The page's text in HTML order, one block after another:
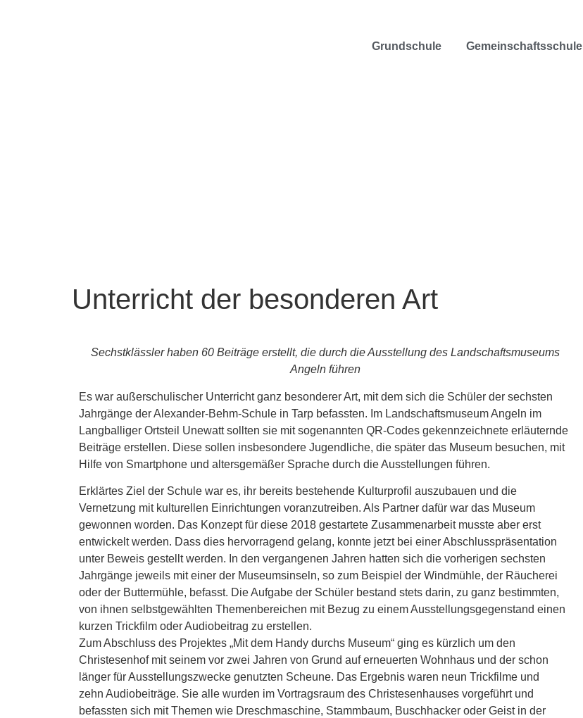
Grundschule Gemeinschaftsschule
Unterricht der besonderen Art
Sechstklässler haben 60 Beiträge erstellt, die durch die Ausstellung des Landschaftsmuseums
Angeln führen
Es war außerschulischer Unterricht ganz besonderer Art, mit dem sich die Schüler der sechsten
Jahrgänge der Alexander-Behm-Schule in Tarp befassten. Im Landschaftsmuseum Angeln im
Langballiger Ortsteil Unewatt sollten sie mit sogenannten QR-Codes gekennzeichnete erläuternde
Beiträge erstellen. Diese sollen insbesondere Jugendliche, die später das Museum besuchen, mit
Hilfe von Smartphone und altersgemäßer Sprache durch die Ausstellungen führen.
Erklärtes Ziel der Schule war es, ihr bereits bestehende Kulturprofil auszubauen und die
Vernetzung mit kulturellen Einrichtungen voranzutreiben. Als Partner dafür war das Museum
gewonnen worden. Das Konzept für diese 2018 gestartete Zusammenarbeit musste aber erst
entwickelt werden. Dass dies hervorragend gelang, konnte jetzt bei einer Abschlusspräsentation
unter Beweis gestellt werden. In den vergangenen Jahren hatten sich die vorherigen sechsten
Jahrgänge jeweils mit einer der Museumsinseln, so zum Beispiel der Windmühle, der Räucherei
oder der Buttermühle, befasst. Die Aufgabe der Schüler bestand stets darin, zu ganz bestimmten,
von ihnen selbstgewählten Themenbereichen mit Bezug zu einem Ausstellungsgegenstand einen
kurzen Trickfilm oder Audiobeitrag zu erstellen.
Zum Abschluss des Projektes „Mit dem Handy durchs Museum“ ging es kürzlich um den
Christesenhof mit seinem vor zwei Jahren von Grund auf erneuerten Wohnhaus und der schon
länger für Ausstellungszwecke genutzten Scheune. Das Ergebnis waren neun Trickfilme und
zehn Audiobeiträge. Sie alle wurden im Vortragsraum des Christesenhauses vorgeführt und
befassten sich mit Themen wie Dreschmaschine, Stammbaum, Buschhacker oder Geist in der